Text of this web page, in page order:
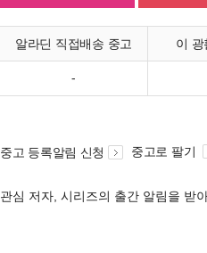
알라딘 직접배송 중고 이
-
중고 등록알림 신청 중고로 팔기
관심 저자, 시리즈의 출간 알림을 받